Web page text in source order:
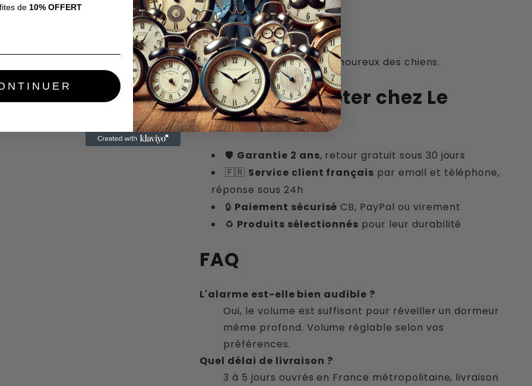
Pour qui ?
enfants, ados et adultes amoureux des chiens.
Pourquoi acheter chez Le
Réveilleur
🛡 Garantie 2 ans, retour gratuit sous 30 jours
🇫🇷 Service client français par email et téléphone,
réponse sous 24h
🔒 Paiement sécurisé CB, PayPal ou virement
♻️ Produits sélectionnés pour leur durabilité
FAQ
L'alarme est-elle bien audible ?
Oui, le volume est suffisant pour réveiller un dormeur
même profond. Volume réglable selon vos
préférences.
Quel délai de livraison ?
3 à 5 jours ouvrés en France métropolitaine, livraison
de 10% OFFERT